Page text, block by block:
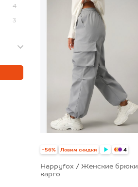
4
3
-56% Ловим скидки 4
Happyfox / Женские брюки
карго